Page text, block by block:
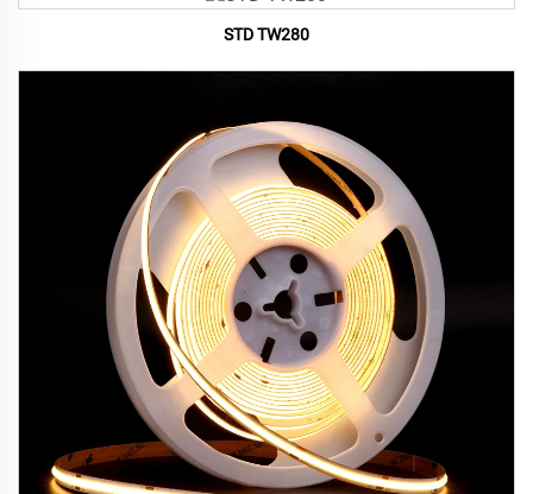
STD TW280